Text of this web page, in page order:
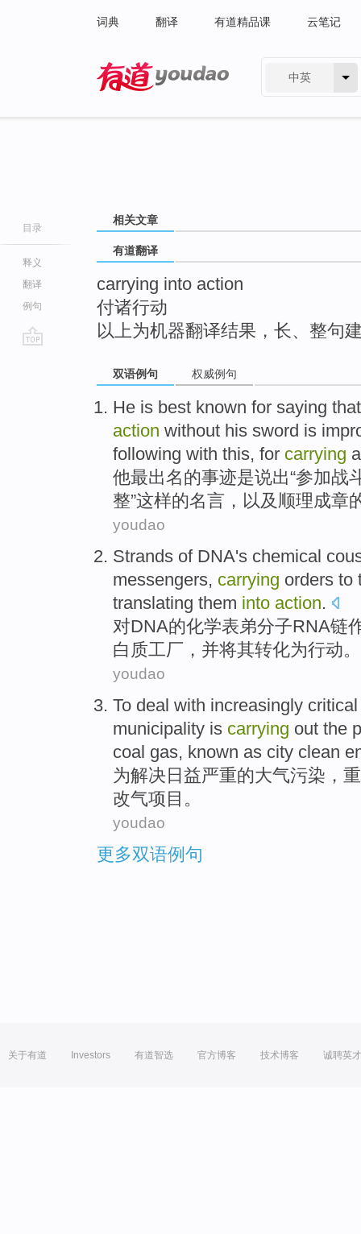
词典 翻译 有道精品课 云笔记
中英
目录
释义
翻译
例句
相关文章
有道翻译
carrying into action
付诸行动
以上为机器翻译结果，长、整句
双语例句 权威例句
He is best known for saying that
action without his sword is
following with this, for carrying
他最出名的事迹是说出“参加战
整”这样的名言， 以及 顺理成章
youdao
Strands of DNA's chemical
messengers, carrying orders to
translating them into action.
对DNA的化学表弟分子RNA链
白质工厂 ， 并将其转化为行动。
youdao
To deal with increasingly critical
municipality is carrying out the
coal gas, known as city clean
为解决 日益严重的大气污染 ，
改气项目 。
youdao
更多双语例句
关于有道 Investors 有道智选 官方博客 技术博客 诚聘英才